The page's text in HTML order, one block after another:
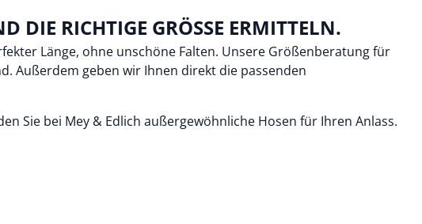
DIE RICHTIGE GRÖSSE ERMITTELN.
Länge, ohne unschöne Falten. Unsere Größenberatung für
Außerdem geben wir Ihnen direkt die passenden
Sie bei Mey & Edlich außergewöhnliche Hosen für Ihren Anlass.